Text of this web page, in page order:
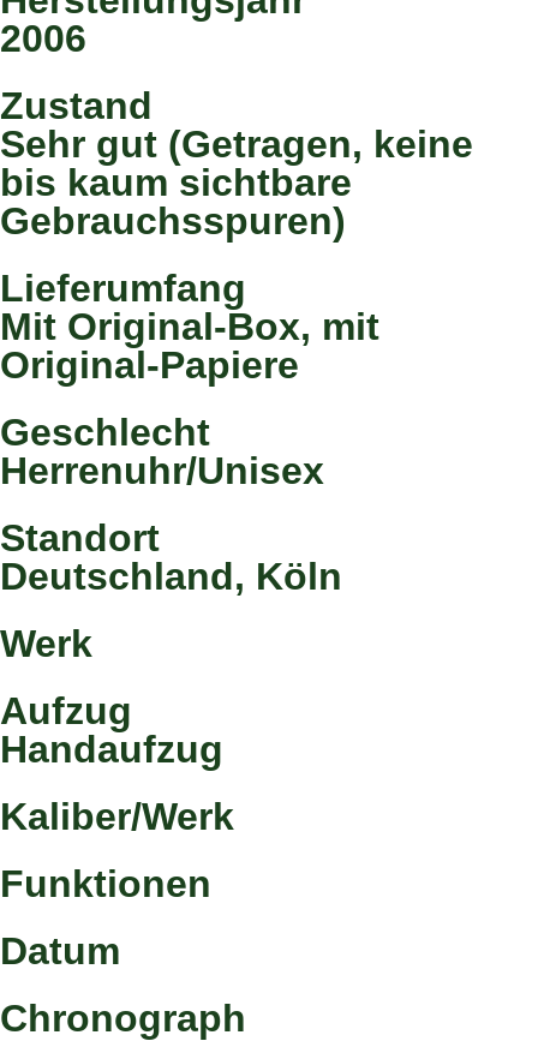
2006
Zustand
Sehr gut (Getragen, keine
bis kaum sichtbare
Gebrauchsspuren)
Lieferumfang
Mit Original-Box, mit
Original-Papiere
Geschlecht
Herrenuhr/Unisex
Standort
Deutschland, Köln
Werk
Aufzug
Handaufzug
Kaliber/Werk
Funktionen
Datum
Chronograph